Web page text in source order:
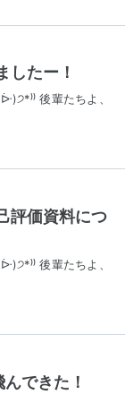
したー！
後輩たちよ、
評価資料につ
後輩たちよ、
できた！